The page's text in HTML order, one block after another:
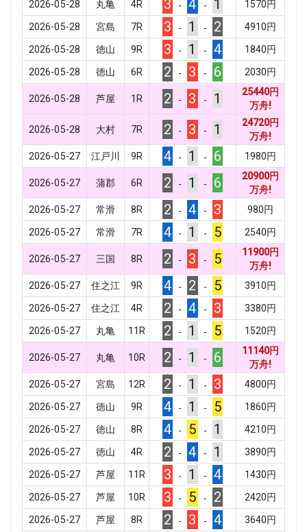
2026-05-28 丸亀 4R 3 - 4 - 1 1570円
2026-05-28 宮島 7R 3 - 1 - 2 4910円
2026-05-28 徳山 9R 3 - 1 - 4 1840円
2026-05-28 徳山 6R 2 - 3 - 6 2030円
2026-05-28 芦屋 1 R 2 - 3 - 1 25440円
万舟!
2026-05-28 大村 7R 2 - 3 - 1 24720円
万舟!
2026-05-27
江戸川 9R 4 - 1 - 6 1980円
2026-05-27 蒲郡 6R 2 - 1 - 6 20900円
万舟!
2026-05-27
常滑 8R 2 - 4 - 3 980円
2026-05-27 常滑 7R 4 - 1 - 5 2540円
2026-05-27 三国 8R 2 - 3 - 5 11900円
万舟!
2026-05-27
住之江 9R 4 - 2 - 5 3910円
2026-05-27 住之江 4R 2 - 4 - 3 3380円
2026-05-27 丸亀 11 R 2 - 1 - 5 1520円
2026-05-27 丸亀 10R 2 - 1 - 6 11140円
万舟!
2026-05-27
宮島 12R 2 - 1 - 3 4800円
2026-05-27 徳山 9R 4 - 1 - 5 1860円
2026-05-27 徳山 8R 4 - 5 - 1 4210円
2026-05-27 徳山 4R 2 - 4 - 1 3890円
2026-05-27 芦屋 11 R 3 - 1 - 4 1430円
2026-05-27 芦屋 10R 3 - 5 - 2 2420円
2026-05-27 芦屋 8R 2 - 3 - 4 3640円